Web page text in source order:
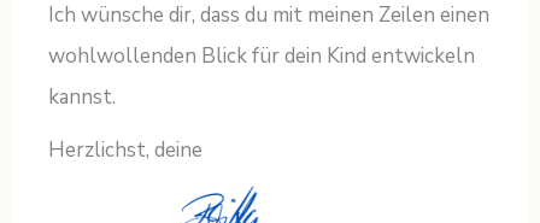
Ich wünsche dir, dass du mit meinen Zeilen einen
wohlwollenden Blick für dein Kind entwickeln
kannst.
Herzlichst, deine